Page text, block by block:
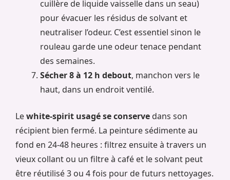
cuillère de liquide vaisselle dans un seau)
pour évacuer les résidus de solvant et
neutraliser l’odeur. C’est essentiel sinon le
rouleau garde une odeur tenace pendant
des semaines.
Sécher 8 à 12 h debout, manchon vers le
haut, dans un endroit ventilé.
Lewhite-spirit usagé se conserve dans son
récipient bien fermé. La peinture sédimente au
fond en 24-48 heures : filtrez ensuite à travers un
vieux collant ou un filtre à café et le solvant peut
être réutilisé 3 ou 4 fois pour de futurs nettoyages.